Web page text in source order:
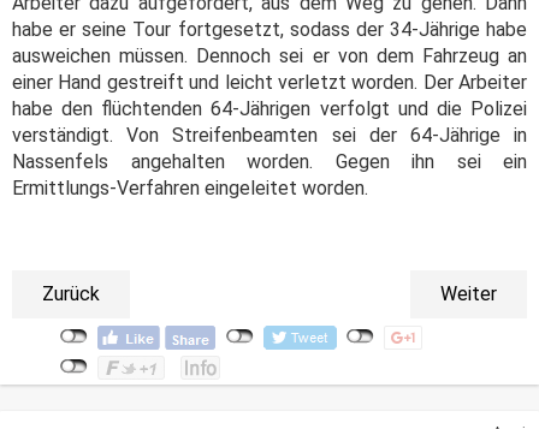
habe er seine Tour fortgesetzt, sodass der 34-Jährige habe
ausweichen müssen. Dennoch sei er von dem Fahrzeug an
einer Hand gestreift und leicht verletzt worden. Der Arbeiter
habe den flüchtenden 64-Jährigen verfolgt und die Polizei
verständigt. Von Streifenbeamten sei der 64-Jährige in
Nassenfels angehalten worden. Gegen ihn sei ein
Ermittlungs-Verfahren eingeleitet worden.
Zurück Weiter